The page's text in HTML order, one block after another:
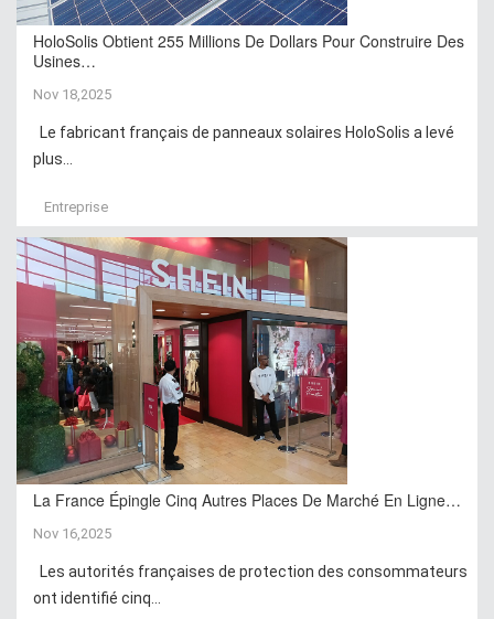
HoloSolis Obtient 255 Millions De Dollars Pour Construire Des
Usines…
Nov 18,2025
Le fabricant français de panneaux solaires HoloSolis a levé
plus...
Entreprise
La France Épingle Cinq Autres Places De Marché En Ligne…
Nov 16,2025
Les autorités françaises de protection des consommateurs
ont identifié cinq...